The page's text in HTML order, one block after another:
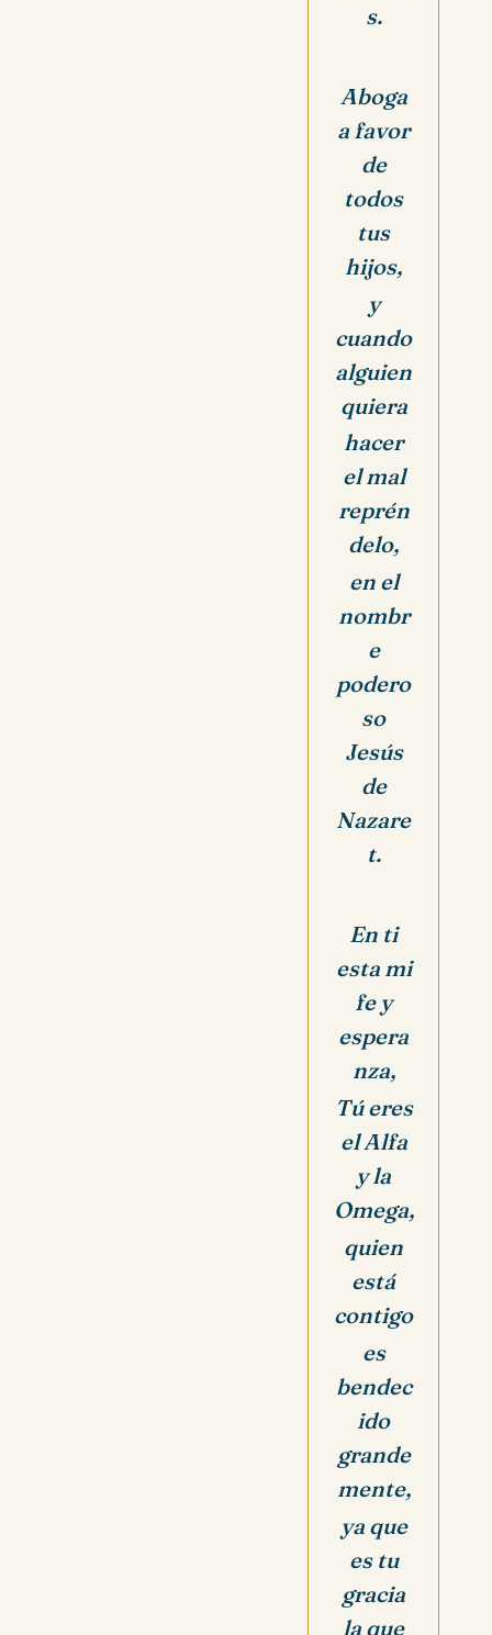
s.
Aboga
a favor
de
todos
tus
hijos,
y
cuando
alguien
quiera
hacer
el mal
reprén
delo,
en el
nombr
e
podero
so
Jesús
de
Nazare
t.
En ti
esta mi
fe y
espera
nza,
Tú eres
el Alfa
y la
Omega,
quien
está
contigo
es
bendec
ido
grande
mente,
ya que
es tu
gracia
la que